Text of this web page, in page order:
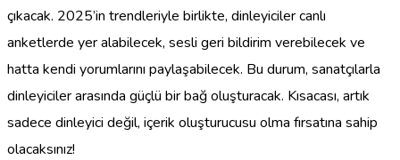
çıkacak. 2025’in trendleriyle birlikte, dinleyiciler canlı
anketlerde yer alabilecek, sesli geri bildirim verebilecek ve
hatta kendi yorumlarını paylaşabilecek. Bu durum, sanatçılarla
dinleyiciler arasında güçlü bir bağ oluşturacak. Kısacası, artık
sadece dinleyici değil, içerik oluşturucusu olma fırsatına sahip
olacaksınız!